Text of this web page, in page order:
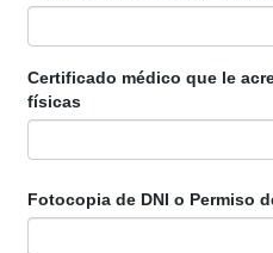
Certificado médico que le
físicas
Fotocopia de DNI o Permiso